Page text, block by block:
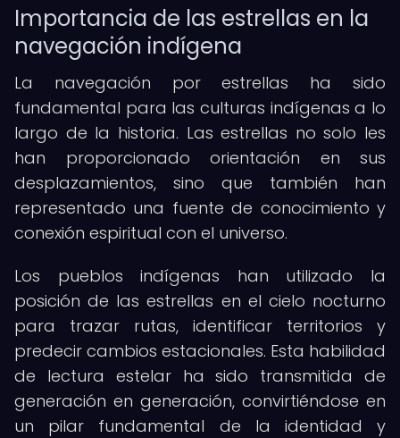
Importancia de las estrellas en la
navegación indígena
La navegación por estrellas ha sido
fundamental para las culturas indígenas a lo
largo de la historia. Las estrellas no solo les
han proporcionado orientación en sus
desplazamientos, sino que también han
representado una fuente de conocimiento y
conexión espiritual con el universo.
Los pueblos indígenas han utilizado la
posición de las estrellas en el cielo nocturno
para trazar rutas, identificar territorios y
predecir cambios estacionales. Esta habilidad
de lectura estelar ha sido transmitida de
generación en generación, convirtiéndose en
un pilar fundamental de la identidad y